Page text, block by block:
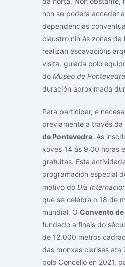
non se poderá acceder
dependencias
claustro nin ás zonas da
realizan escavacións
visita, guiada polo
do Museo de Pontevedra
duración aproximada
Para participar, é
previamente a través
de Pontevedra. As
xoves 14 ás 9:00 horas
gratuítas. Esta
programación especial
motivo do Día
que se celebra o 18 de
mundial. O Convento
fundado a finais do
de 12.000 metros
das monxas clarisas ata
polo Concello en 2021,